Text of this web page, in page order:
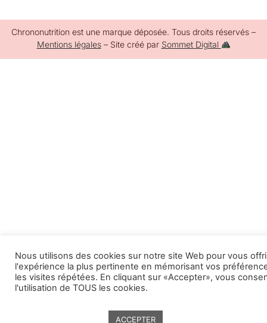
Chrononutrition est une marque déposée. Tous droits réservés –
Mentions légales– Site créé par Sommet Digital
Nous utilisons des cookies sur notre site Web pour vous
l'expérience la plus pertinente en mémorisant vos
les visites répétées. En cliquant sur «Accepter», vous
l'utilisation de TOUS les cookies.
ACCEPTER